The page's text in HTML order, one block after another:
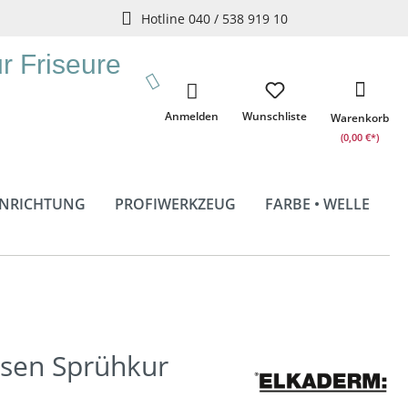
Hotline 040 / 538 919 10
Friseure
Wunschliste
Anmelden Warenkorb
(0,00 €*)
PROFIWERKZEUG FARBE • WELLE
Sprühkur